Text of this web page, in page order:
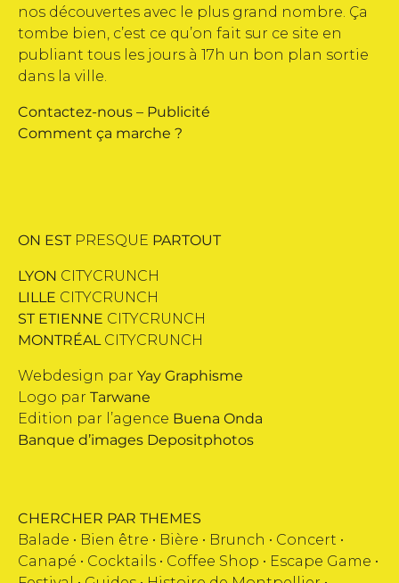
nos découvertes avec le plus grand nombre. Ça
tombe bien, c’est ce qu’on fait sur ce site en
publiant tous les jours à 17h un bon plan sortie
dans la ville.
Contactez-nous – Publicité
Comment ça marche ?
ON EST PRESQUE PARTOUT
LYON CITYCRUNCH
LILLE CITYCRUNCH
ST ETIENNE CITYCRUNCH
MONTRÉALCITYCRUNCH
Webdesign par Yay Graphisme
Logo par Tarwane
Edition par l’agence Buena Onda
Banque d’images Depositphotos
CHERCHER PAR THEMES
Balade • Bien être • Bière • Brunch • Concert •
Canapé • Cocktails • Coffee Shop • Escape Game •